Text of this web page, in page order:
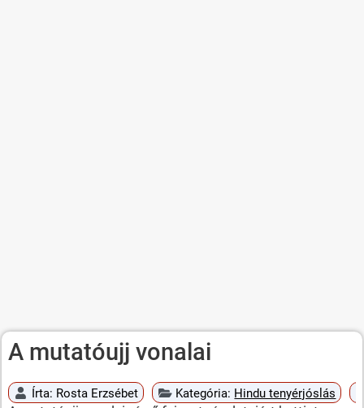
A mutatóujj vonalai
Írta: Rosta Erzsébet Kategória: Hindu tenyérjóslás